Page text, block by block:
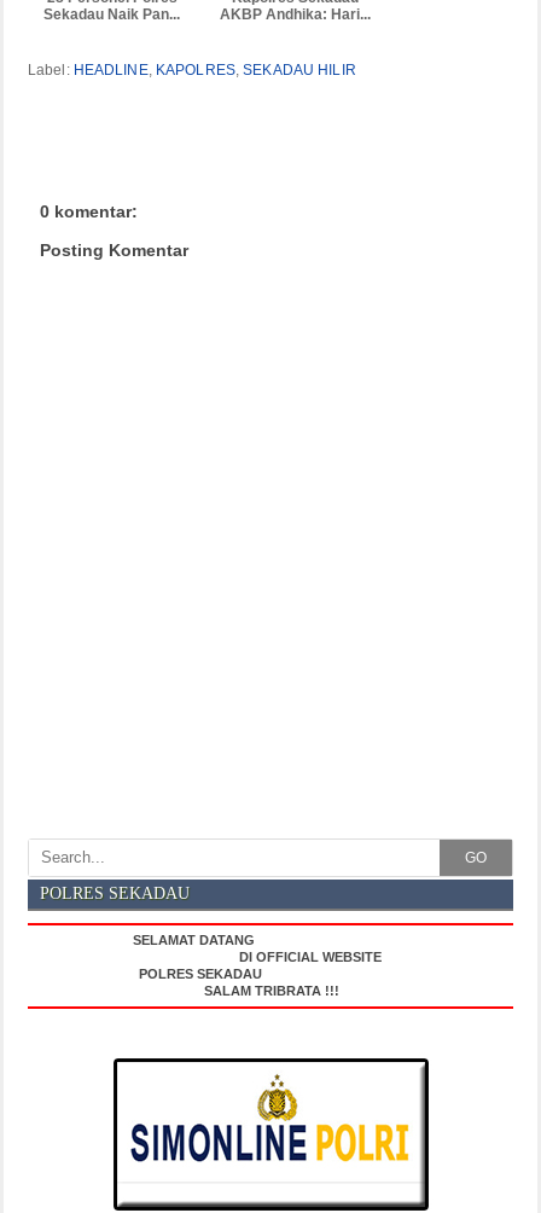
Sekadau Naik Pan...
AKBP Andhika: Hari...
Label: HEADLINE, KAPOLRES,SEKADAU HILIR
0 komentar:
Posting Komentar
GO
POLRES SEKADAU
SELAMAT DATANG
DI OFFICIAL WEBSITE
POLRES SEKADAU
SALAM TRIBRATA !!!